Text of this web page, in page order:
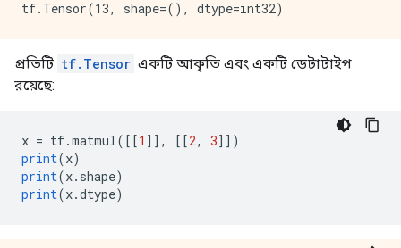
প্রতিটি tf.Tensor একটি আকৃতি এবং একটি ডেটাটাইপ
রয়েছে:
x = tf.matmul([[1 ]], [[2, 3]])
print(x)
print(x. shape)
print(x.dtype)